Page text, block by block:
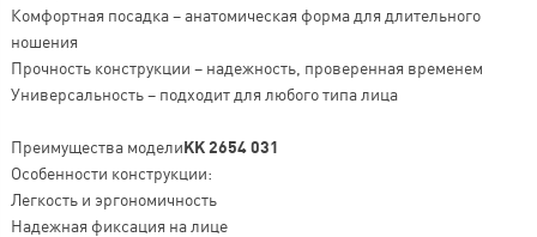
Комфортная посадка – анатомическая форма для длительного
ношения
Прочность конструкции – надежность, проверенная временем
Универсальность – подходит для любого типа лица
Преимущества моделиKK 2654 031
Особенности конструкции:
Легкость и эргономичность
Надежная фиксация на лице